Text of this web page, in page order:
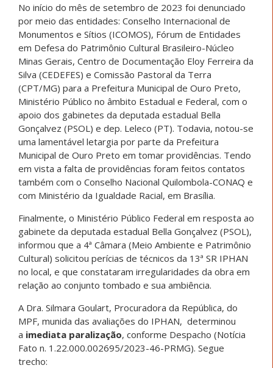
No início do mês de setembro de 2023 foi denunciado
por meio das entidades: Conselho Internacional de
Monumentos e Sítios (ICOMOS), Fórum de Entidades
em Defesa do Patrimônio Cultural Brasileiro-Núcleo
Minas Gerais, Centro de Documentação Eloy Ferreira da
Silva (CEDEFES) e Comissão Pastoral da Terra
(CPT/MG) para a Prefeitura Municipal de Ouro Preto,
Ministério Público no âmbito Estadual e Federal, com o
apoio dos gabinetes da deputada estadual Bella
Gonçalvez (PSOL) e dep. Leleco (PT). Todavia, notou-se
uma lamentável letargia por parte da Prefeitura
Municipal de Ouro Preto em tomar providências. Tendo
em vista a falta de providências foram feitos contatos
também com o Conselho Nacional Quilombola-CONAQ e
com Ministério da Igualdade Racial, em Brasília.
Finalmente, o Ministério Público Federal em resposta ao
gabinete da deputada estadual Bella Gonçalvez (PSOL),
informou que a 4ª Câmara (Meio Ambiente e Patrimônio
Cultural) solicitou perícias de técnicos da 13ª SR IPHAN
no local, e que constataram irregularidades da obra em
relação ao conjunto tombado e sua ambiência.
A Dra. Silmara Goulart, Procuradora da República, do
MPF, munida das avaliações do IPHAN, determinou
a imediata paralização, conforme Despacho (Notícia
Fato n. 1.22.000.002695/2023-46-PRMG). Segue
trecho: